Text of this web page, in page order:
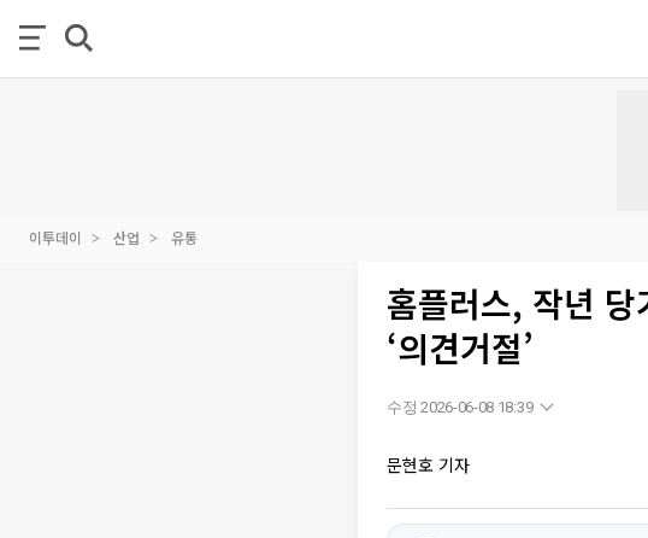
이투데이 산업 유통
홈플러스, 작년
‘의견거절’
수정 2026-06-08 18:39
문현호 기자